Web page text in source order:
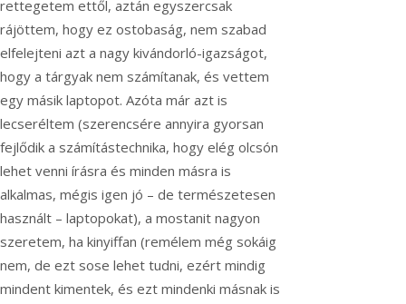
rettegetem ettől, aztán egyszercsak
rájöttem, hogy ez ostobaság, nem szabad
elfelejteni azt a nagy kivándorló-igazságot,
hogy a tárgyak nem számítanak, és vettem
egy másik laptopot. Azóta már azt is
lecseréltem (szerencsére annyira gyorsan
fejlődik a számítástechnika, hogy elég olcsón
lehet venni írásra és minden másra is
alkalmas, mégis igen jó – de természetesen
használt – laptopokat), a mostanit nagyon
szeretem, ha kinyiffan (remélem még sokáig
nem, de ezt sose lehet tudni, ezért mindig
mindent kimentek, és ezt mindenki másnak is